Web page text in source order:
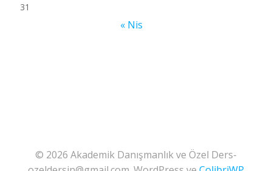
31
« Nis
© 2026 Akademik Danışmanlık ve Özel Ders-